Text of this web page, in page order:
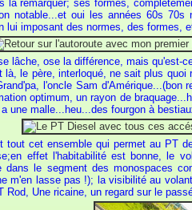
la remarquer; ses formes,
notable...et oui les années 60s 70s
lui imposant des normes, des
lâche, ose la différence, mais qu'est-
là, le père, interloqué, ne sait plus
l'oncle Sam
optimum, un rayon de
une malle...heu...des fourgon à
tout cet ensemble qui permet au PT
effet l'habitabilité est bonne, le
le segment des monospaces
m'en lasse pas !); la visibilité au
Rod, Une ricaine, un regard sur le